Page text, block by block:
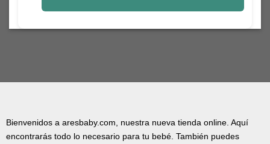
Bienvenidos a aresbaby.com, nuestra nueva tienda online. Aquí
encontrarás todo lo necesario para tu bebé. También puedes